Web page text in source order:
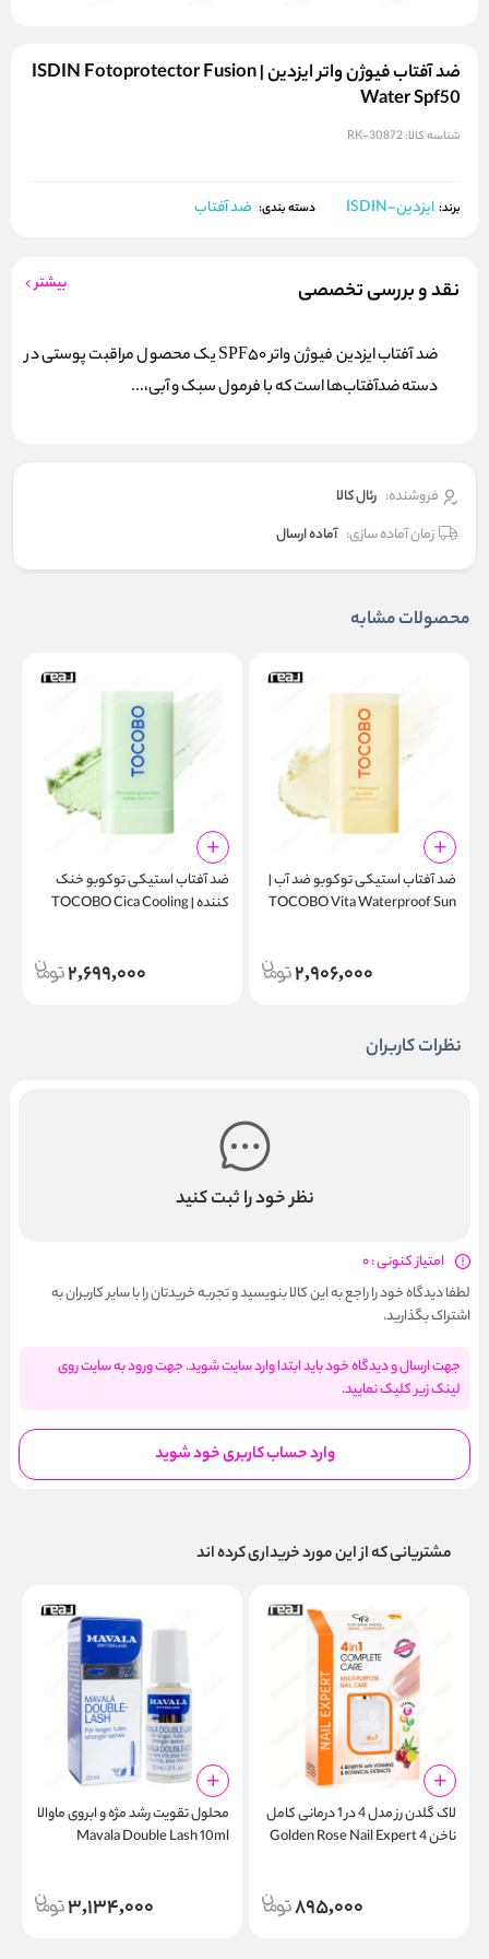
ضد آفتاب فیوژن واتر ایزدین | ISDIN Fotoprotector Fusion
Water Spf50
شناسه کالا:RK-30872
برند: ایزدین-ISDIN دسته بندی: ضد آفتاب
نقد و بررسی تخصصی بیشتر
ضد آفتاب ایزدین فیوژن واتر SPF50 یک محصول مراقبت پوستی در
دسته ضدآفتاب‌ها است که با فرمول سبک و آبی،...
فروشنده: رئال كالا
زمان آماده سازی: آماده ارسال
محصولات مشابه
ضد آفتاب استیکی توکوبو ضد آب |
TOCOBO Vita Waterproof Sun
2,906,000
ضد آفتاب استیکی توکوبو خنک
کننده | TOCOBO Cica Cooling
2,699,000
نظرات کاربران
نظر خود را ثبت کنید
امتیاز کنونی : 0
لطفا دیدگاه خود را راجع به این کالا بنویسید و تجربه خریدتان را با سایر کاربران به
اشتراک بگذارید.
جهت ارسال و دیدگاه خود باید ابتدا وارد سایت شوید. جهت ورود به سایت روی
لینک زیر کلیک نمایید.
وارد حساب کاربری خود شوید
مشتریانی که از این مورد خریداری کرده اند
لاک گلدن رز مدل 4 در 1 درمانی کامل
ناخن Golden Rose Nail Expert 4
895,000
محلول تقویت رشد مژه و ابروی ماوالا
Mavala Double Lash 10ml
3,134,000